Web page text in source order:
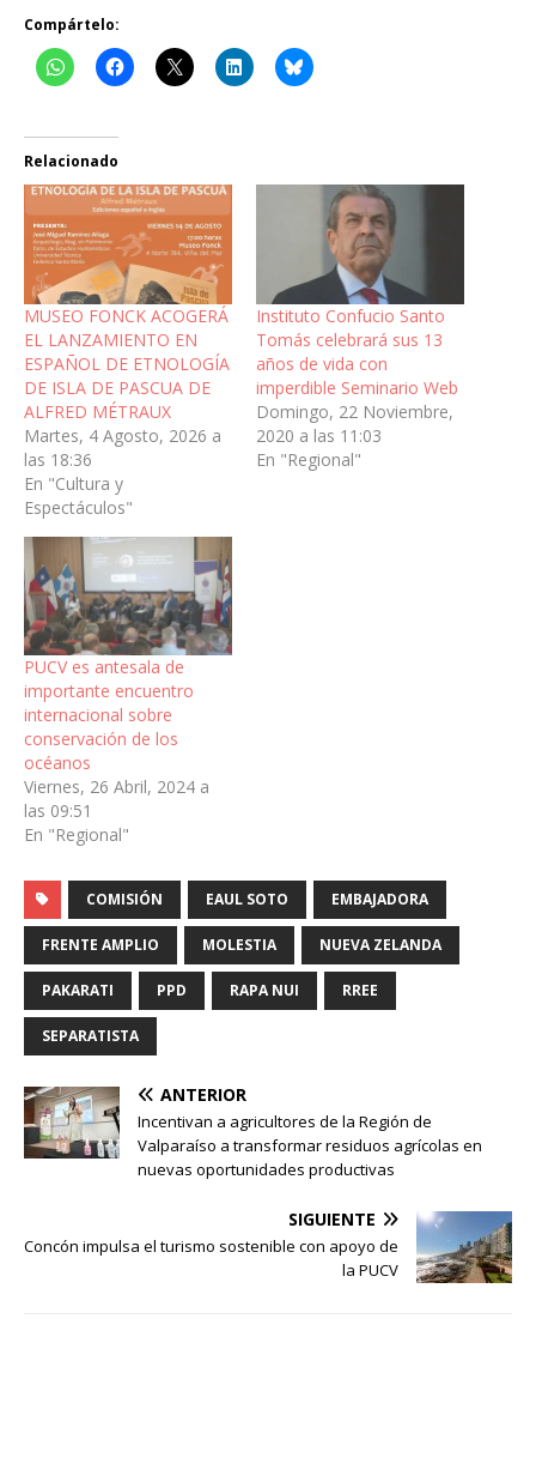
Compártelo:
Relacionado
MUSEO FONCK ACOGERÁ
EL LANZAMIENTO EN
ESPAÑOL DE ETNOLOGÍA
DE ISLA DE PASCUA DE
ALFRED MÉTRAUX
Martes, 4 Agosto, 2026 a
las 18:36
En "Cultura y
Espectáculos"
Instituto Confucio Santo
Tomás celebrará sus 13
años de vida con
imperdible Seminario Web
Domingo, 22 Noviembre,
2020 a las 11:03
En "Regional"
PUCV es antesala de
importante encuentro
internacional sobre
conservación de los
océanos
Viernes, 26 Abril, 2024 a
las 09:51
En "Regional"
COMISIÓN EAUL SOTO EMBAJADORA
FRENTE AMPLIO MOLESTIA NUEVA ZELANDA
PAKARATI PPD RAPA NUI RREE
SEPARATISTA
ANTERIOR
Incentivan a agricultores de la Región de
Valparaíso a transformar residuos agrícolas en
nuevas oportunidades productivas
SIGUIENTE
Concón impulsa el turismo sostenible con apoyo de
la PUCV